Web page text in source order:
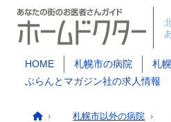
HOME 札幌市の病院 札
ぶらんとマガジン社の求人情報
札幌市以外の病院